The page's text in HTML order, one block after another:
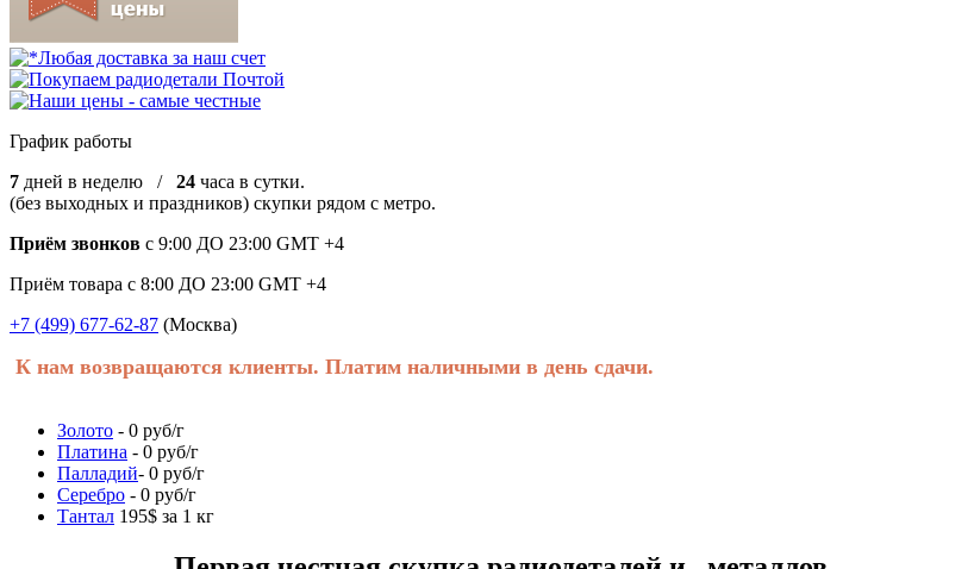
График работы
7 дней в неделю / 24 часа в сутки.
(без выходных и праздников) скупки рядом с метро.
Приём звонков с 9:00 ДО 23:00 GMT +4
Приём товара с 8:00 ДО 23:00 GMT +4
+7 (499) 677-62-87 (Москва)
К нам возвращаются клиенты. Платим наличными в день сдачи.
Золото - 0 руб/г
Платина - 0 руб/г
Палладий- 0 руб/г
Серебро - 0 руб/г
Тантал 195$ за 1 кг